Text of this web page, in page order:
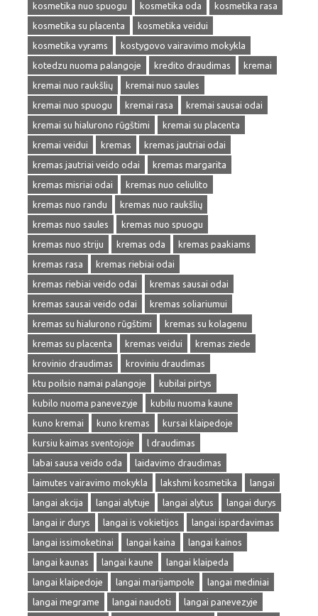
kosmetika nuo spuogu
kosmetika oda
kosmetika rasa
kosmetika su placenta
kosmetika veidui
kosmetika vyrams
kostygovo vairavimo mokykla
kotedzu nuoma palangoje
kredito draudimas
kremai
kremai nuo raukšlių
kremai nuo saules
kremai nuo spuogu
kremai rasa
kremai sausai odai
kremai su hialurono rūgštimi
kremai su placenta
kremai veidui
kremas
kremas jautriai odai
kremas jautriai veido odai
kremas margarita
kremas misriai odai
kremas nuo celiulito
kremas nuo randu
kremas nuo raukšlių
kremas nuo saules
kremas nuo spuogu
kremas nuo striju
kremas oda
kremas paakiams
kremas rasa
kremas riebiai odai
kremas riebiai veido odai
kremas sausai odai
kremas sausai veido odai
kremas soliariumui
kremas su hialurono rūgštimi
kremas su kolagenu
kremas su placenta
kremas veidui
kremas ziede
krovinio draudimas
kroviniu draudimas
ktu poilsio namai palangoje
kubilai pirtys
kubilo nuoma panevezyje
kubilu nuoma kaune
kuno kremai
kuno kremas
kursai klaipedoje
kursiu kaimas sventojoje
l draudimas
labai sausa veido oda
laidavimo draudimas
laimutes vairavimo mokykla
lakshmi kosmetika
langai
langai akcija
langai alytuje langai alytus
langai durys
langai ir durys
langai is vokietijos
langai ispardavimas
langai issimoketinai
langai kaina
langai kainos
langai kaunas
langai kaune
langai klaipeda
langai klaipedoje
langai marijampole
langai mediniai
langai megrame
langai naudoti
langai panevezyje